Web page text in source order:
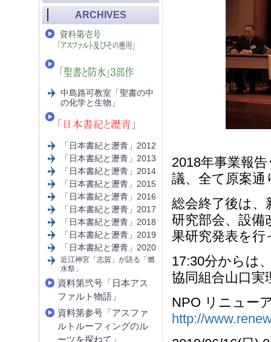
2018年事業報
議、全て原案通
総会終了後は、
研究部会、設備
果研究発表を行
17:30分からは
協同組合山口実
NPO リニュー
http://
ARCHIVES
中島路可教室「聖書の中
の化学と生物」
「日本書紀と瀝青」2012
「日本書紀と瀝青」2013
「日本書紀と瀝青」2014
「日本書紀と瀝青」2015
「日本書紀と瀝青」2016
「日本書紀と瀝青」2017
「日本書紀と瀝青」2018
「日本書紀と瀝青」2019
「日本書紀と瀝青」2020
近江神宮「志賀」が語る「燃
水祭」
資料第弐号「日本アス
ファルト物語」
資料第参号「アスファ
ルトルーフィングのル
ーツを探ねて」